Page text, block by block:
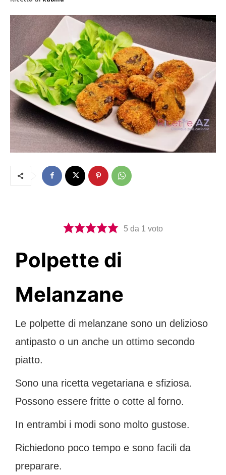
5 da 1 voto
Polpette di
Melanzane
Le polpette di melanzane sono un delizioso
antipasto o un anche un ottimo secondo
piatto.
Sono una ricetta vegetariana e sfiziosa.
Possono essere fritte o cotte al forno.
In entrambi i modi sono molto gustose.
Richiedono poco tempo e sono facili da
preparare.